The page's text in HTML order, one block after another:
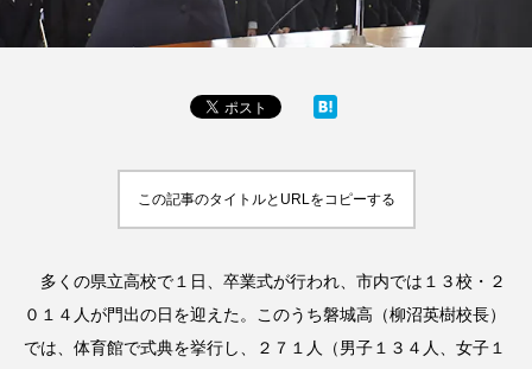
この記事のタイトルとURLをコピーする
多くの県立高校で１日、卒業式が行われ、市内では１３校・２
０１４人が門出の日を迎えた。このうち磐城高（柳沼英樹校長）
では、体育館で式典を挙行し、２７１人（男子１３４人、女子１